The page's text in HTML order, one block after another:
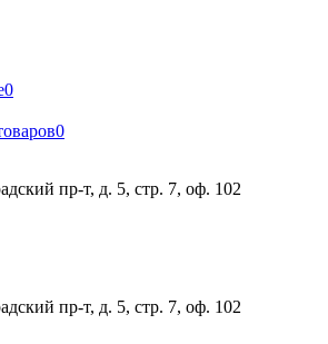
0
0
пр-т, д. 5, стр. 7, оф. 102
пр-т, д. 5, стр. 7, оф. 102